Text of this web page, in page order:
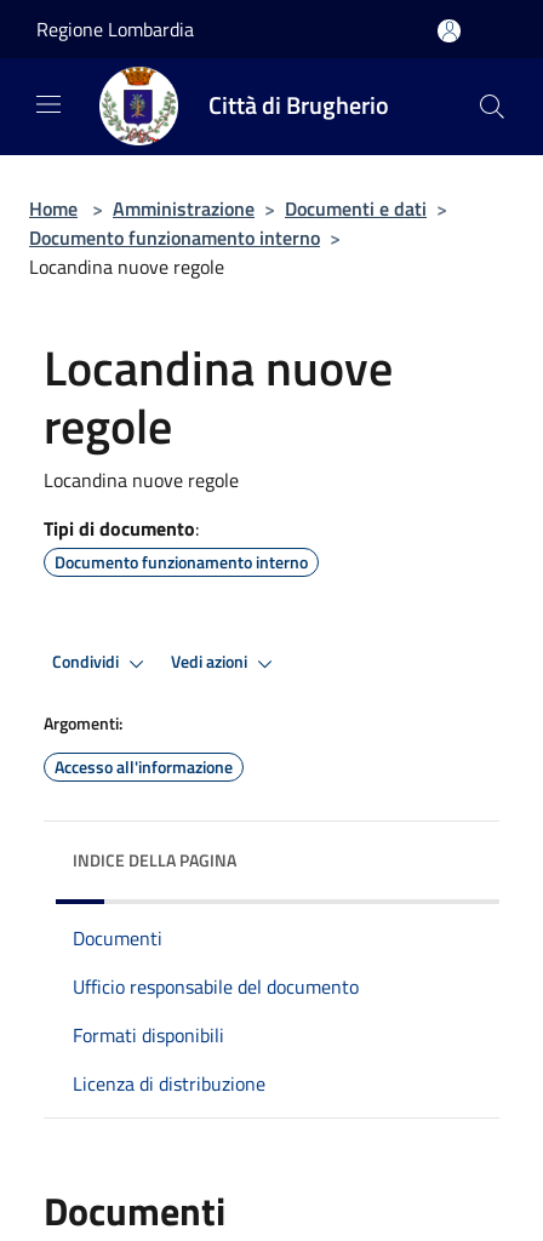
Regione Lombardia
Città di Brugherio
Home > Amministrazione > Documenti e dati >
Documento funzionamento interno >
Locandina nuove regole
Locandina nuove
regole
Locandina nuove regole
Tipi di documento:
Documento funzionamento interno
Condividi Vedi azioni
Argomenti:
Accesso all'informazione
INDICE DELLA PAGINA
Documenti
Ufficio responsabile del documento
Formati disponibili
Licenza di distribuzione
Documenti